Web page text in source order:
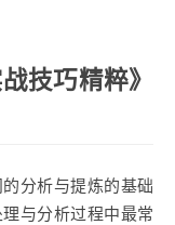
技巧精粹》
分析与提炼的基础
与分析过程中最常